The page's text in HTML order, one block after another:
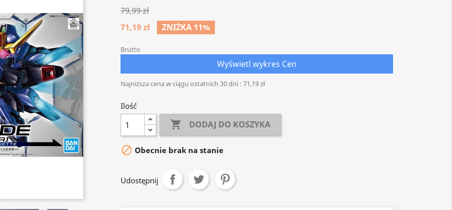
79,99 zł
71,19 zł
ZNIŻKA 11%
Brutto
Wyświetl wykres Cen
Najniższa cena w ciągu ostatnich 30 dni : 71,19 zł
Ilość
 DODAJ DO KOSZYKA
 Obecnie brak na stanie
Udostępnij